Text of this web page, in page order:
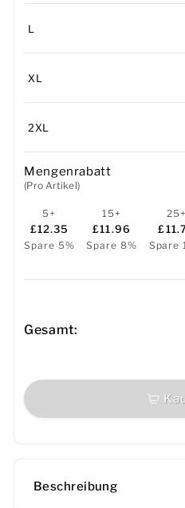
L
XL
2XL
Mengenrabatt
(Pro Artikel)
5+
£12.35
Spare 5%
15+
£11.96
Spare 8%
25+
Spare
Gesamt:
Beschreibung